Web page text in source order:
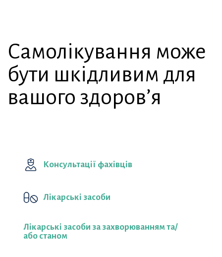
Консультації фахівців
Лікарські засоби
Лікарські засоби за захворюванням та/
або станом
Самолікування може
бути шкідливим для
вашого здоров’я